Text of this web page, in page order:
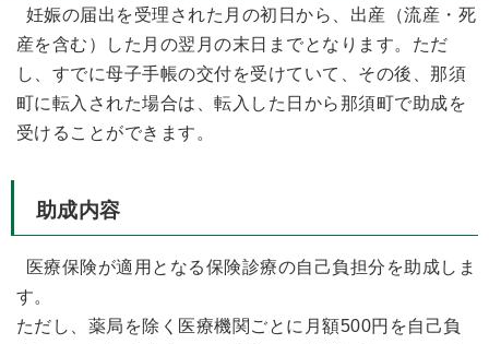
妊娠の届出を受理された月の初日から、出産（流産・死
産を含む）した月の翌月の末日までとなります。ただ
し、すでに母子手帳の交付を受けていて、その後、那須
町に転入された場合は、転入した日から那須町で助成を
受けることができます。
助成内容
医療保険が適用となる保険診療の自己負担分を助成しま
す。
ただし、薬局を除く医療機関ごとに月額500円を自己負